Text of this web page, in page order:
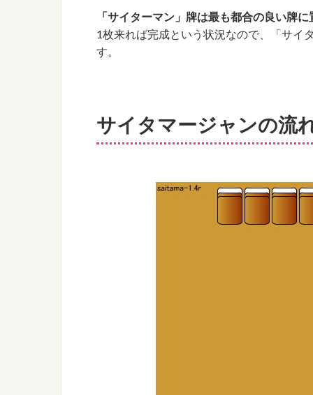
「サイターマン」牌は最も都合の良い牌
1枚来れば完成という状況なので、「サイ
す。
サイタマージャンの流